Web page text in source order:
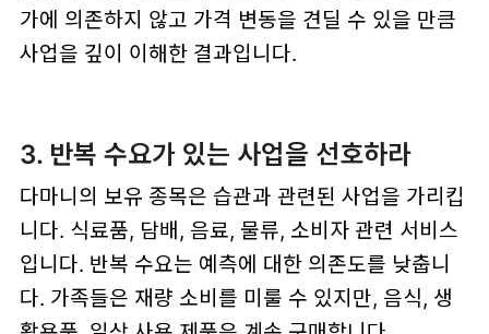
가에 의존하지 않고 가격 변동을 견딜 수 있을 만큼
사업을 깊이 이해한 결과입니다.
3. 반복 수요가 있는 사업을 선호하라
다마니의 보유 종목은 습관과 관련된 사업을 가리킵
니다. 식료품, 담배, 음료, 물류, 소비자 관련 서비스
입니다. 반복 수요는 예측에 대한 의존도를 낮춥니
다. 가족들은 재량 소비를 미룰 수 있지만, 음식, 생